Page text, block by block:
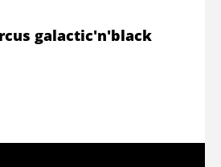
galactic'n'black